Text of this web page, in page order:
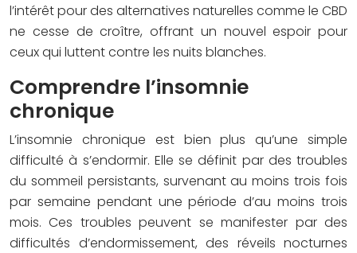
l’intérêt pour des alternatives naturelles comme le CBD
ne cesse de croître, offrant un nouvel espoir pour
ceux qui luttent contre les nuits blanches.
Comprendre l’insomnie
chronique
L’insomnie chronique est bien plus qu’une simple
difficulté à s’endormir. Elle se définit par des troubles
du sommeil persistants, survenant au moins trois fois
par semaine pendant une période d’au moins trois
mois. Ces troubles peuvent se manifester par des
difficultés d’endormissement, des réveils nocturnes